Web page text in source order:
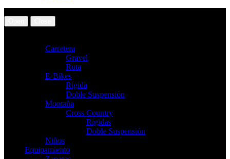
Carretera
Gravel
Ruta
E-Bikes
Rigida
Doble Suspensión
Montaña
Cross Country
Rigidas
Doble Suspensión
Niños
Equipamiento